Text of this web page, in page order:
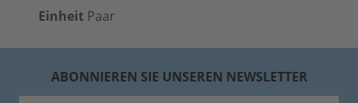
Einheit Paar
ABONNIEREN SIE UNSEREN NEWSLETTER